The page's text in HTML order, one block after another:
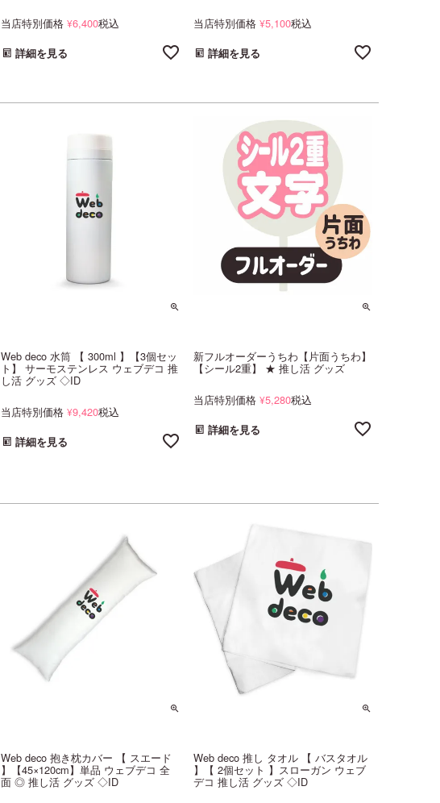
当店特別価格 ¥6,400税込
詳細を見る
当店特別価格 ¥5,100税込
詳細を見る
Web deco 水筒 【 300ml 】【3個セッ
ト】 サーモステンレス ウェブデコ 推
し活 グッズ ◇ID
当店特別価格 ¥9,420税込
詳細を見る
新フルオーダーうちわ【片面うちわ】
【シール2重】 ★ 推し活 グッズ
当店特別価格 ¥5,280税込
詳細を見る
Web deco 抱き枕カバー 【 スエード
】【45×120cm】単品 ウェブデコ 全
面 ◎ 推し活 グッズ ◇ID
Web deco 推し タオル 【 バスタオル
】【 2個セット 】スローガン ウェブ
デコ 推し活 グッズ ◇ID